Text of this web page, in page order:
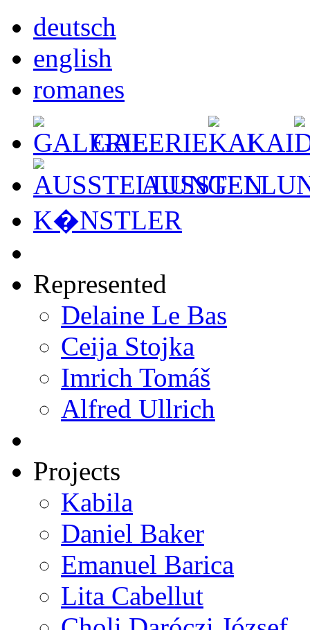
deutsch
english
romanes
GALERIE
KAI
K�NSTLER
Represented
Delaine Le Bas
Ceija Stojka
Imrich Tomáš
Alfred Ullrich
Projects
Kabila
Daniel Baker
Emanuel Barica
Lita Cabellut